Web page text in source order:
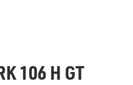
106 H GT